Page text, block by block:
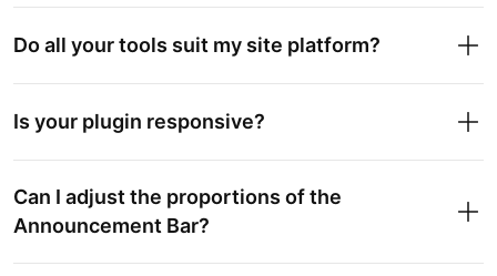
Do all your tools suit my site platform?
Is your plugin responsive?
Can I adjust the proportions of the
Announcement Bar?